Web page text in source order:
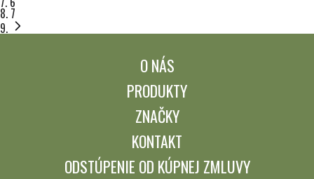
Stránka
7
O NÁS
PRODUKTY
ZNAČKY
KONTAKT
ODSTÚPENIE OD KÚPNEJ ZMLUVY